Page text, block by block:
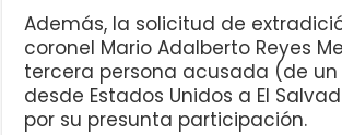
Además, la solicitud de
coronel Mario Adalberto Reyes
tercera persona acusada (de
desde Estados Unidos a El
por su presunta participación.